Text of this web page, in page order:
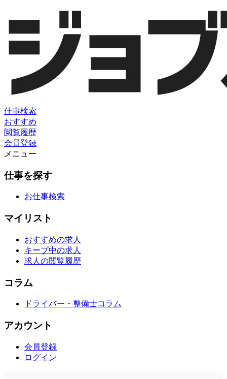
仕事検索
おすすめ
閲覧履歴
会員登録
メニュー
仕事を探す
お仕事検索
マイリスト
おすすめの求人
キープ中の求人
求人の閲覧履歴
コラム
ドライバー・整備士コラム
アカウント
会員登録
ログイン